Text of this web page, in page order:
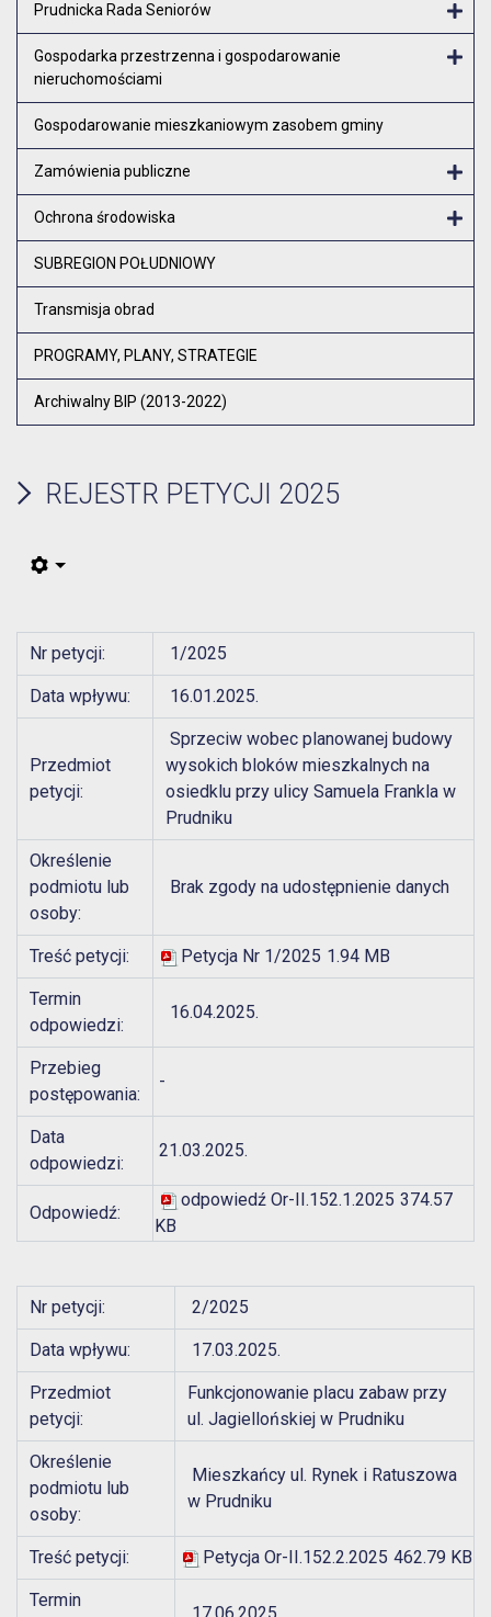
Prudnicka Rada Seniorów
Gospodarka przestrzenna i gospodarowanie
nieruchomościami
Gospodarowanie mieszkaniowym zasobem gminy
Zamówienia publiczne
Ochrona środowiska
SUBREGION POŁUDNIOWY
Transmisja obrad
PROGRAMY, PLANY, STRATEGIE
Archiwalny BIP (2013-2022)
REJESTR PETYCJI 2025
Nr petycji: 1/2025
Data wpływu: 16.01.2025.
Przedmiot
petycji:
Sprzeciw wobec planowanej budowy
wysokich bloków mieszkalnych na
osiedklu przy ulicy Samuela Frankla w
Prudniku
Określenie
podmiotu lub
osoby:
Brak zgody na udostępnienie danych
Treść petycji: Petycja Nr 1/2025 1.94 MB
Termin
odpowiedzi:
16.04.2025.
Przebieg
postępowania:
-
Data
odpowiedzi:
21.03.2025.
Odpowiedź:
odpowiedź Or-II.152.1.2025 374.57
KB
Nr petycji: 2/2025
Data wpływu: 17.03.2025.
Przedmiot
petycji:
Funkcjonowanie placu zabaw przy
ul. Jagiellońskiej w Prudniku
Określenie
podmiotu lub
osoby:
Mieszkańcy ul. Rynek i Ratuszowa
w Prudniku
Treść petycji: Petycja Or-II.152.2.2025 462.79 KB
Termin